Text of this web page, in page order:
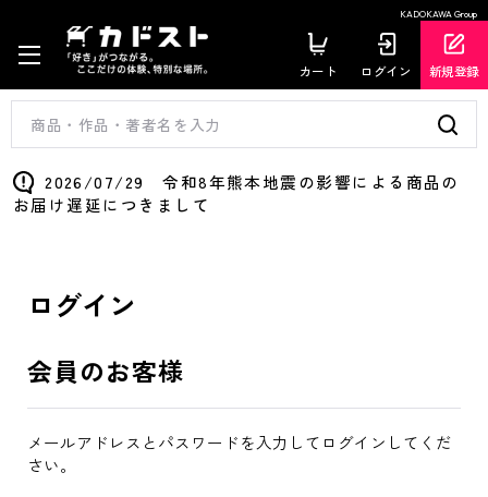
KADOKAWA Group
カート ログイン 新規登録
2026/07/29 令和8年熊本地震の影響による商品の
お届け遅延につきまして
ログイン
会員のお客様
メールアドレスとパスワードを入力してログインしてくだ
さい。